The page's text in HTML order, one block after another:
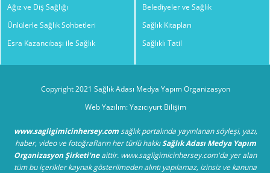
Ağız ve Diş Sağlığı
Ünlülerle Sağlık Sohbetleri
Esra Kazancıbaşı ile Sağlık
Belediyeler ve Sağlık
Sağlık Kitapları
Sağlıklı Tatil
Copyright 2021 Sağlık Adası Medya Yapım Organizasyon
Web Yazılım: Yazıcıyurt Bilişim
www.sagligimicinhersey.comsağlık portalında yayınlanan söyleşi, yazı,
haber, video ve fotoğrafların her türlü hakkıSağlık Adası Medya Yapım
Organizasyon Şirketi'neaittir. www.sagligimicinhersey.com'da yer alan
tüm bu içerikler kaynak gösterilmeden alıntı yapılamaz, izinsiz ve kanuna